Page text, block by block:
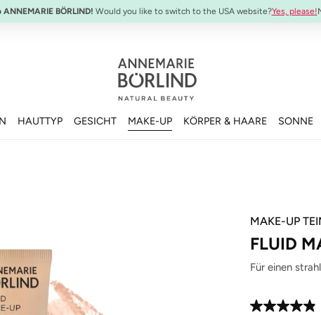
BÖRLIND! Would you like to switch to the USA website?Yes, please!
HAUTTYP GESICHT MAKE-UP KÖRPER & HAARE SONNE
MAKE-UP
FLUID
Für einen